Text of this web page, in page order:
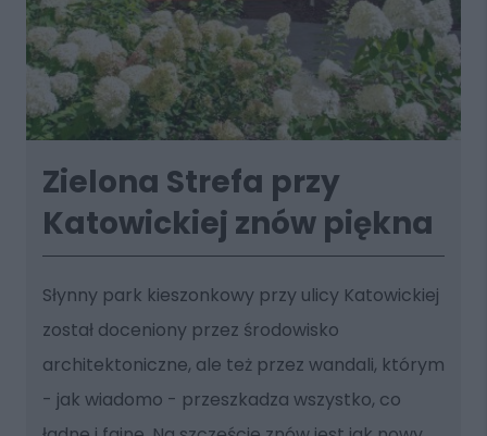
Zielona Strefa przy
Katowickiej znów piękna
Słynny park kieszonkowy przy ulicy Katowickiej
został doceniony przez środowisko
architektoniczne, ale też przez wandali, którym
- jak wiadomo - przeszkadza wszystko, co